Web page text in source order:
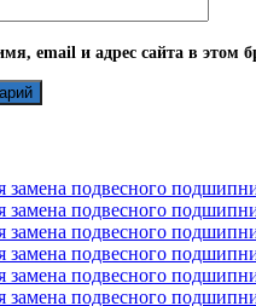
email и адрес сайта в этом
замена подвесного
замена подвесного
замена подвесного
замена подвесного
замена подвесного
замена подвесного